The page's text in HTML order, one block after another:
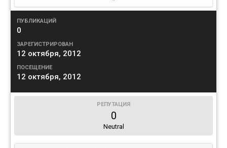
ПУБЛИКАЦИЙ
0
ЗАРЕГИСТРИРОВАН
12 октября, 2012
ПОСЕЩЕНИЕ
12 октября, 2012
РЕПУТАЦИЯ
0
Neutral